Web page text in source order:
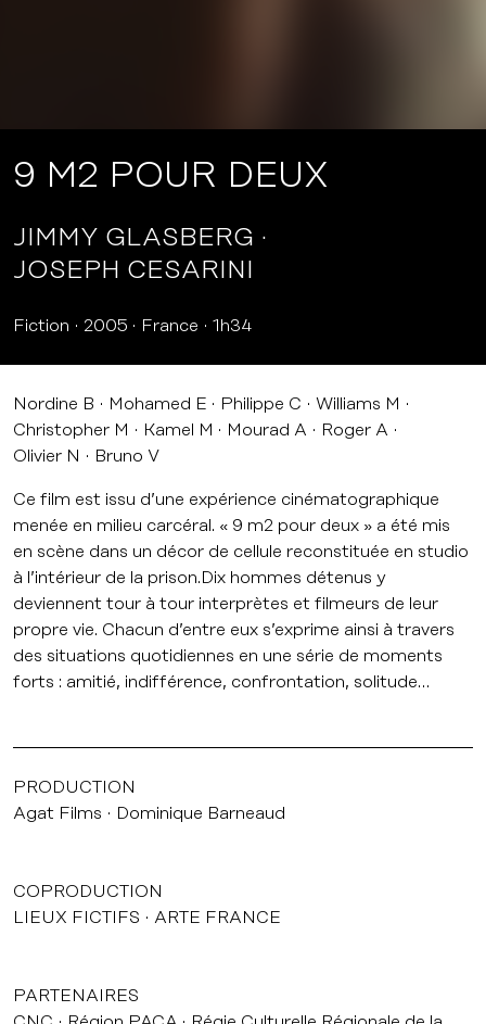
9 M2 POUR DEUX
JIMMY GLASBERG
JOSEPH CESARINI
Fiction 2005 France 1h34
Nordine B Mohamed E Philippe C
Williams M
Christopher M
Kamel M Mourad A
Roger A
Olivier N
Bruno V
Ce film est issu d’une expérience cinématographique
menée en milieu carcéral. « 9 m2 pour deux » a été mis
en scène dans un décor de cellule reconstituée en studio
à l’intérieur de la prison.Dix hommes détenus y
deviennent tour à tour interprètes et filmeurs de leur
propre vie. Chacun d’entre eux s’exprime ainsi à travers
des situations quotidiennes en une série de moments
forts : amitié, indifférence, confrontation, solitude…
PRODUCTION
Agat Films
Dominique Barneaud
COPRODUCTION
LIEUX FICTIFS
ARTE FRANCE
PARTENAIRES